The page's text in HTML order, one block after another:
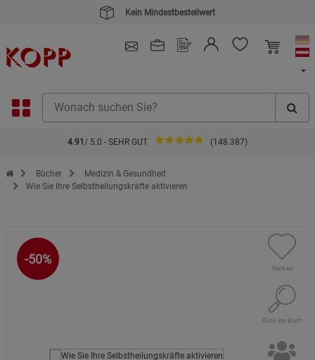
4.91 / 5.0 - SEHR GUT (148.387)
Zur Startseite des Kopp Verlag Online-Shop
Bücher
Medizin & Gesundheit
Wie Sie Ihre Selbstheilungskräfte aktivieren
-50%
Merken
Klick ins Buch